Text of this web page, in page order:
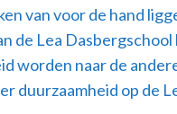
van voor de hand
de Lea Dasbergschool
worden naar de
duurzaamheid op de